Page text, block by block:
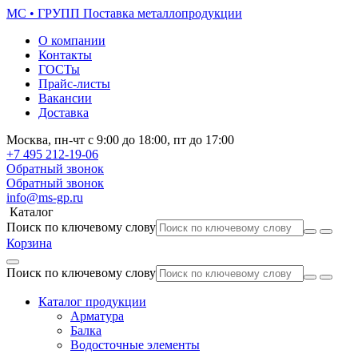
МС • ГРУПП Поставка металлопродукции
О компании
Контакты
ГОСТы
Прайс-листы
Вакансии
Доставка
Москва, пн-чт с 9:00 до 18:00, пт до 17:00
+7 495 212-19-06
Обратный звонок
Обратный звонок
info@ms-gp.ru
Каталог
Поиск по ключевому слову
Корзина
Поиск по ключевому слову
Каталог продукции
Арматура
Балка
Водосточные элементы